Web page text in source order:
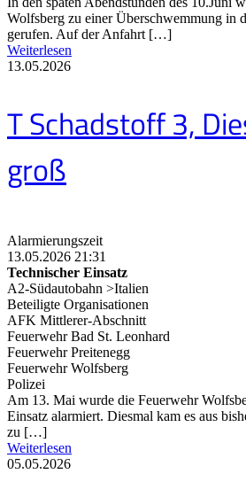
Wolfsberg zu einer Überschwemmung in
gerufen. Auf der Anfahrt […]
Weiterlesen
13.05.2026
T Schadstoff 3,
groß
Alarmierungszeit
13.05.2026 21:31
Technischer Einsatz
A2-Südautobahn >Italien
Beteiligte Organisationen
AFK Mittlerer-Abschnitt
Feuerwehr Bad St. Leonhard
Feuerwehr Preitenegg
Feuerwehr Wolfsberg
Polizei
Am 13. Mai wurde die Feuerwehr
Einsatz alarmiert. Diesmal kam es aus
zu […]
Weiterlesen
05.05.2026